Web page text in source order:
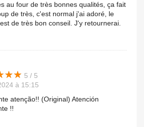
au four de très bonnes qualités, ça fait
de très, c'est normal j'ai adoré, le
de très bon conseil. J'y retournerai.
★★
★★ 5 / 5
à 15:15
atenção!! (Original) Atención
!!